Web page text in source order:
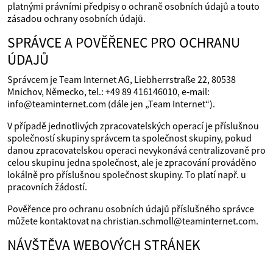
platnými právními předpisy o ochraně osobních údajů a touto
zásadou ochrany osobních údajů.
SPRÁVCE A POVĚŘENEC PRO OCHRANU
ÚDAJŮ
Správcem je Team Internet AG, Liebherrstraße 22, 80538
Mnichov, Německo, tel.: +49 89 416146010, e‑mail:
info@teaminternet.com (dále jen „Team Internet“).
V případě jednotlivých zpracovatelských operací je příslušnou
společností skupiny správcem ta společnost skupiny, pokud
danou zpracovatelskou operaci nevykonává centralizovaně pro
celou skupinu jedna společnost, ale je zpracování prováděno
lokálně pro příslušnou společnost skupiny. To platí např. u
pracovních žádostí.
Pověřence pro ochranu osobních údajů příslušného správce
můžete kontaktovat na christian.schmoll@teaminternet.com.
NÁVŠTĚVA WEBOVÝCH STRÁNEK